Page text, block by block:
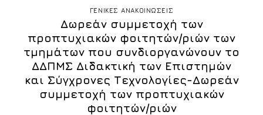
ΓΕΝΙΚΕΣ ΑΝΑΚΟΙΝΩΣΕΙΣ
Δωρεάν συμμετοχή των
προπτυχιακών φοιτητών/ριών των
τμημάτων που συνδιοργανώνουν το
ΔΔΠΜΣ Διδακτική των Επιστημών
και Σύγχρονες Τεχνολογίες-Δωρεάν
συμμετοχή των προπτυχιακών
φοιτητών/ριών